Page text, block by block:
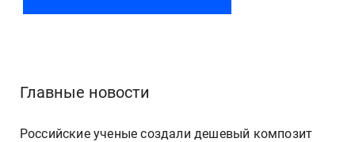
Главные новости
Российские ученые создали дешевый композит